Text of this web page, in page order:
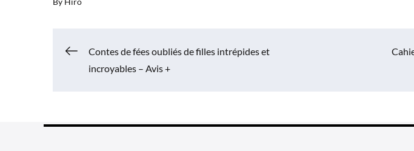
Navigation
l’article
Contes de fées oubliés de filles intrépides et
incroyables – Avis +